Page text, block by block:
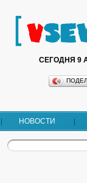
СЕГОДНЯ 9
НОВОСТИ